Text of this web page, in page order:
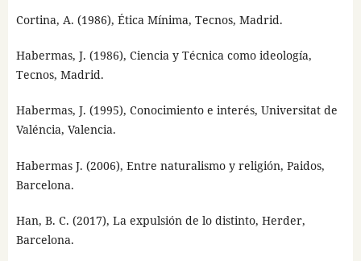
Cortina, A. (1986), Ética Mínima, Tecnos, Madrid.
Habermas, J. (1986), Ciencia y Técnica como ideología,
Tecnos, Madrid.
Habermas, J. (1995), Conocimiento e interés, Universitat de
Valéncia, Valencia.
Habermas J. (2006), Entre naturalismo y religión, Paidos,
Barcelona.
Han, B. C. (2017), La expulsión de lo distinto, Herder,
Barcelona.